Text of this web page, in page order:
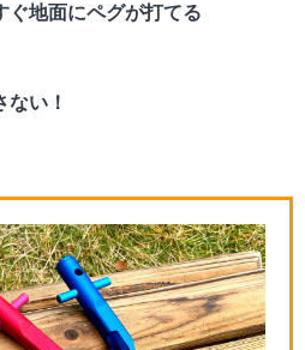
ぐ地面にペグが打てる
ない！